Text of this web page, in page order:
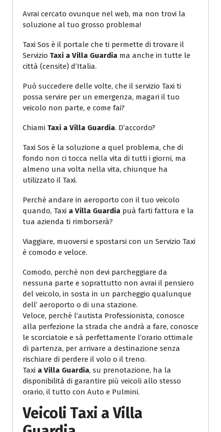
Avrai cercato ovunque nel web, ma non trovi la
soluzione al tuo grosso problema!
Taxi Sos è il portale che ti permette di trovare il
Servizio Taxi a Villa Guardia ma anche in tutte le
città (censite) d’Italia.
Può succedere delle volte, che il servizio Taxi ti
possa servire per un emergenza, magari il tuo
veicolo non parte, e come fai?
Chiami Taxi a Villa Guardia. D’accordo?
Taxi Sos è la soluzione a quel problema, che di
fondo non ci tocca nella vita di tutti i giorni, ma
almeno una volta nella vita, chiunque ha
utilizzato il Taxi.
Perché andare in aeroporto con il tuo veicolo
quando, Taxi a Villa Guardia puà farti fattura e la
tua azienda ti rimborserà?
Viaggiare, muoversi e spostarsi con un Servizio Taxi
è comodo e veloce.
Comodo, perché non devi parcheggiare da
nessuna parte e soprattutto non avrai il pensiero
del veicolo, in sosta in un parcheggio qualunque
dell’ aeroporto o di una stazione.
Veloce, perché l’autista Professionista, conosce
alla perfezione la strada che andrà a fare, conosce
le scorciatoie e sà perfettamente l’orario ottimale
di partenza, per arrivare a destinazione senza
rischiare di perdere il volo o il treno.
Taxi a Villa Guardia, su prenotazione, ha la
disponibilità di garantire più veicoli allo stesso
orario, il tutto con Auto e Pulmini.
Veicoli Taxi a Villa